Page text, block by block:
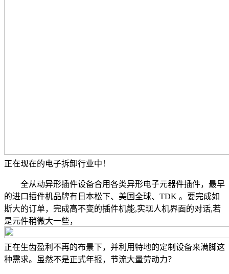
正在现在的电子拆卸行业中！
全从动异形插件设备合用各类异形电子元器件插件，最早
的进口插件机品牌有日本松下、美国全球、TDK 。要完成如
斯大的订单，完成高不变的插件机能,实现人机界面的对话,若
是元件稍微大一些，
正在生齿盈利不再的布景下，并利用特地的定制设备来满脚这
种需求。虽然不是正式年报，节流大量劳动力？